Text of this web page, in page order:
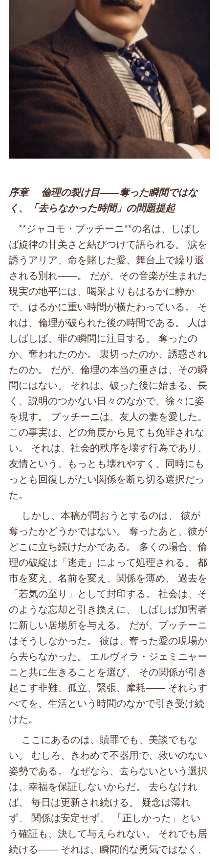
序章 倫理の裂け目――奪った瞬間ではな
く、「去らなかった時間」の問題提起
**ジャコモ・プッチーニ**の名は、しばし
ば旋律の甘美さと結びつけて語られる。 涙を
誘うアリア、命を賭した愛、舞台上で繰り返
される別れ――。 だが、その音楽が生まれた
現実の地平には、喝采よりもはるかに静か
で、はるかに重い時間が横たわっている。 そ
れは、倫理が破られた後の時間である。 人は
しばしば、罪の瞬間に注目する。 奪ったの
か、奪われたのか。 裏切ったのか、誘惑され
たのか。 だが、倫理の本当の重さは、その瞬
間にはない。 それは、破った後に始まる、長
く、説明のつかない日々のなかで、徐々に姿
を現す。 プッチーニは、友人の妻を愛した。
この事実は、どの角度から見ても免罪されな
い。 それは、社会的秩序を壊す行為であり、
友情という、もっとも壊れやすく、同時にも
っとも回復しがたい関係を断ち切る選択だっ
た。
しかし、本稿が問おうとするのは、 彼が
奪ったかどうかではない。 奪ったあと、彼が
どこに立ち続けたかである。 多くの場合、倫
理の破綻は「逃走」によって処理される。 都
市を変え、名前を変え、関係を薄め、 過去を
「若気の至り」として封印する。 社会は、そ
のような忘却と引き換えに、 しばしば加害者
に新しい居場所を与える。 だが、プッチーニ
はそうしなかった。 彼は、奪った愛の現場か
ら去らなかった。 エルヴィラ・ジェミニャー
ニと共に生きることを選び、 その関係が引き
起こす非難、孤立、緊張、摩耗―― それらす
べてを、生活という時間のなかで引き受け続
けた。
ここにあるのは、贖罪でも、美談でもな
い。 むしろ、きわめて不器用で、救いのない
姿勢である。 なぜなら、去らないという選択
は、幸福を保証しないからだ。 去らなけれ
ば、 毎日は更新され続ける。 疑念は薄れ
ず、 関係は安定せず、 「正しかった」とい
う確証も、決して与えられない。 それでも居
続ける―― それは、瞬間的な勇気ではなく、